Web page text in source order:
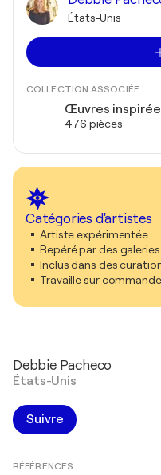
États-Unis
COLLECTION ASSOCIÉE
Œuvres
476 pièces
Catégories d'artistes
Artiste expérimentée
Repéré par des
Inclus dans des
Travaille sur commande
Debbie Pacheco
États-Unis
Suivre
RÉFÉRENCES